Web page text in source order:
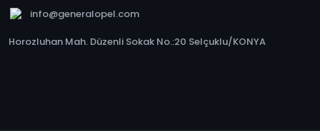
info@generalopel.com
Horozluhan Mah. Düzenli Sokak No.:20 Selçuklu/KONYA